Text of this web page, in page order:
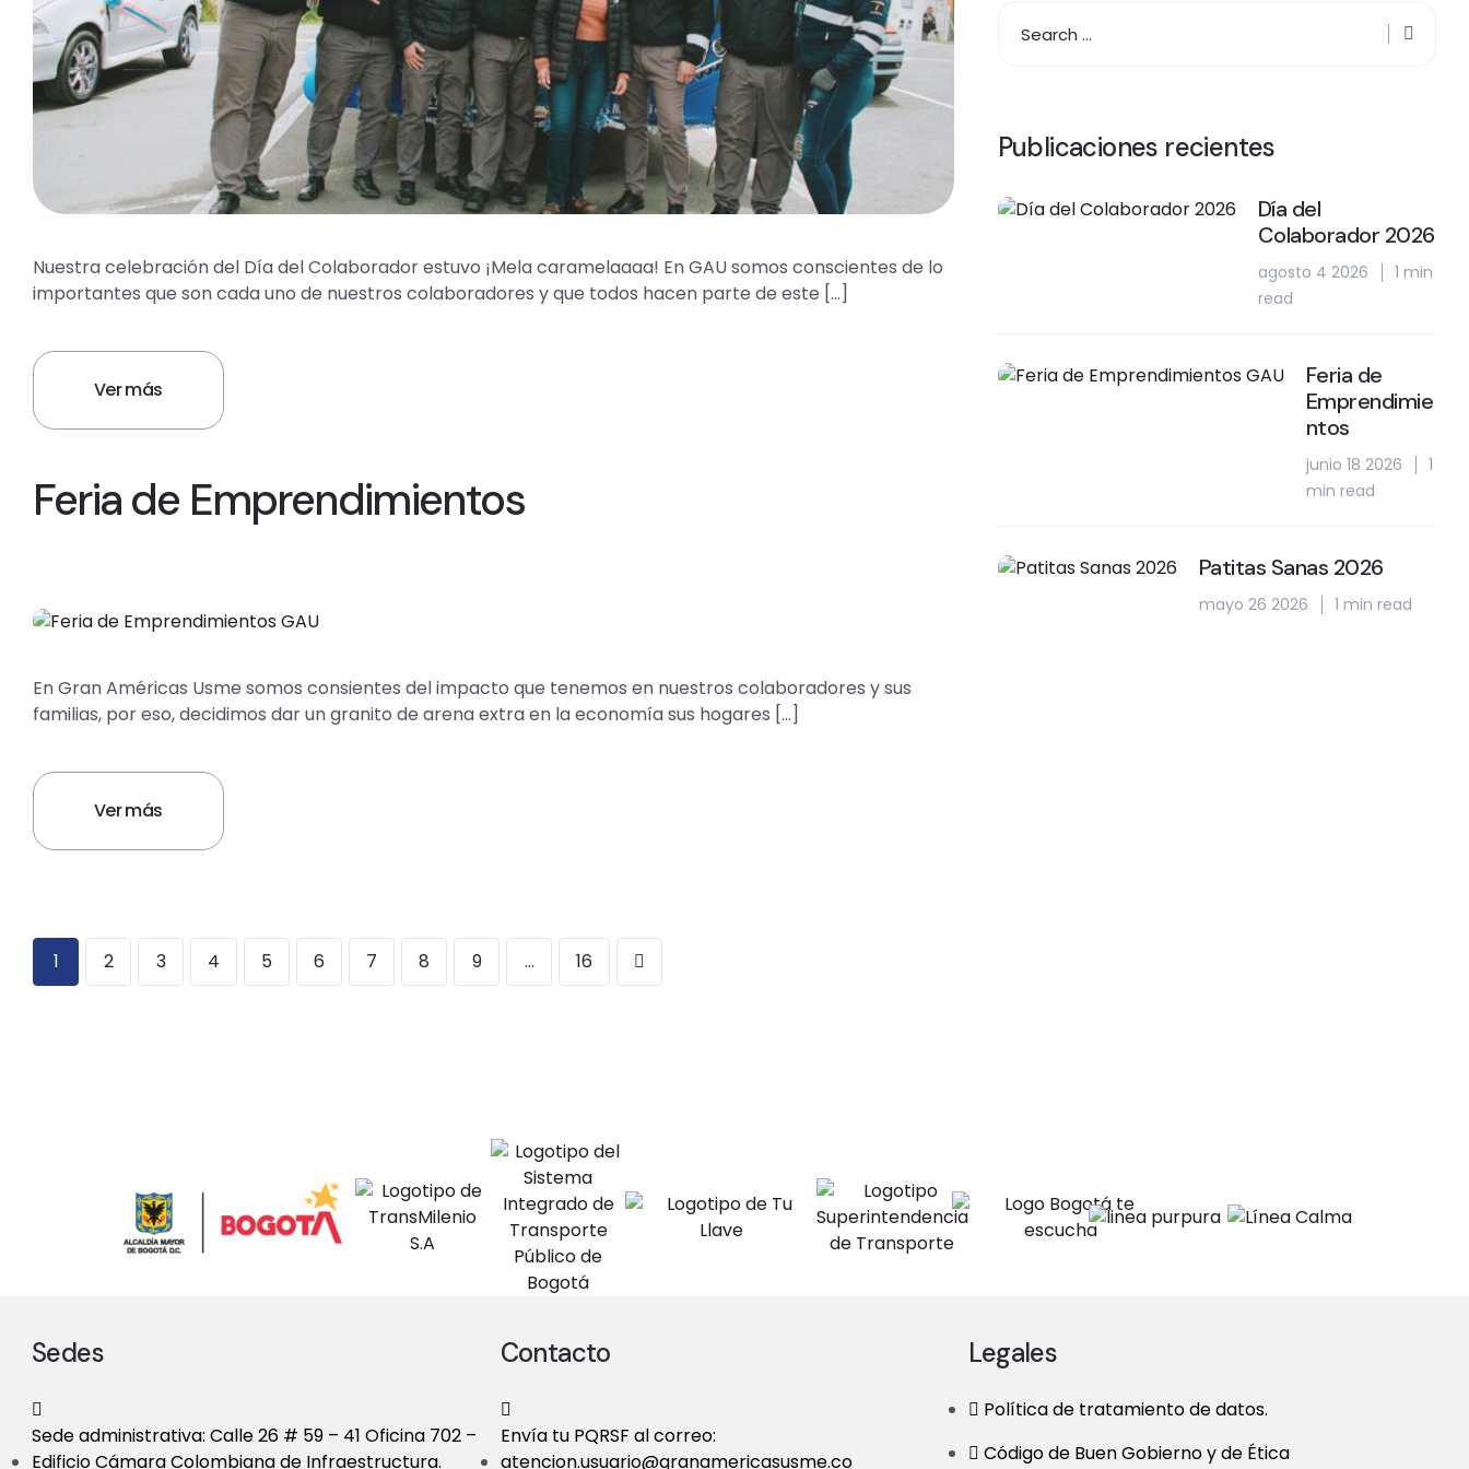
Nuestra celebración del Día del Colaborador estuvo ¡Mela caramelaaaa! En GAU somos conscientes de lo
importantes que son cada uno de nuestros colaboradores y que todos hacen parte de este […]
Ver más
Feria de Emprendimientos
En Gran Américas Usme somos consientes del impacto que tenemos en nuestros colaboradores y sus
familias, por eso, decidimos dar un granito de arena extra en la economía sus hogares […]
Ver más
1 2 3 4 5 6 7 8 9 … 16
Publicaciones recientes
Día del
Colaborador 2026
agosto 4 2026
1 min
read
Feria de
Emprendimie
ntos
junio 18 2026
1
min read
Patitas Sanas 2026
mayo 26 2026 1 min read
Sedes
Sede administrativa: Calle 26 # 59 – 41 Oficina 702 –
Edificio Cámara Colombiana de Infraestructura.
Contacto
Envía tu PQRSF al correo:
atencion.usuario@granamericasusme.co
Legales
Política de tratamiento de datos.
Código de Buen Gobierno y de Ética